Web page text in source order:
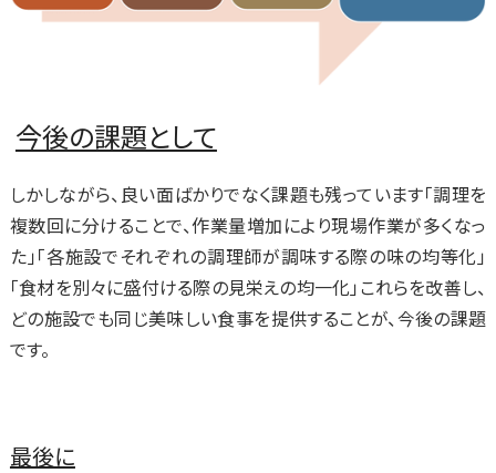
今後の課題として
しかしながら、良い面ばかりでなく課題も残っています「調理を
複数回に分けることで、作業量増加により現場作業が多くなっ
た」「各施設でそれぞれの調理師が調味する際の味の均等化」
「食材を別々に盛付ける際の見栄えの均一化」これらを改善し、
どの施設でも同じ美味しい食事を提供することが、今後の課題
です。
最後に